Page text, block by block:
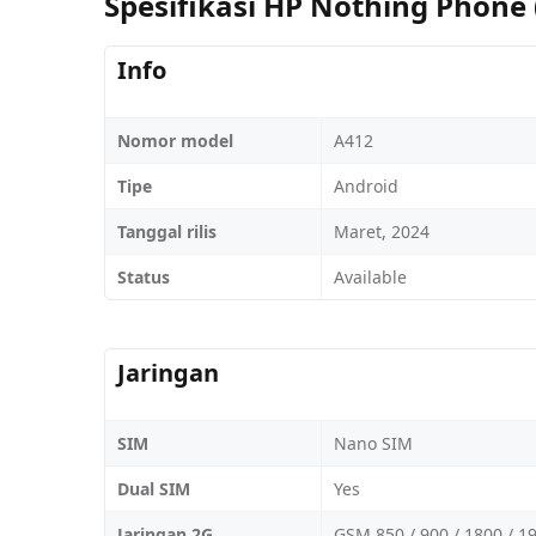
Info
Nomor model
A412
Tipe
Android
Tanggal rilis
Maret, 2024
Status
Available
Jaringan
SIM
Nano SIM
Dual SIM
Yes